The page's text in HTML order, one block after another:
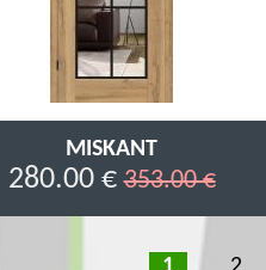
MISKANT
280.00 € 353.00 €